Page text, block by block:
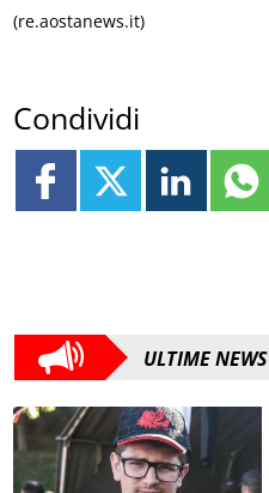
(re.aostanews.it)
Condividi
ULTIME NEWS